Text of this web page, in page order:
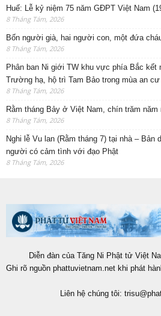
Huế: Lễ kỷ niệm 75 năm GĐPT Việt Nam
8 Tháng Tám, 2026
Bốn người già, hai người con, một đứa
8 Tháng Tám, 2026
Phân ban Ni giới TW khu vực phía Bắc kết
Trường hạ, hộ trì Tam Bảo trong mùa an cư
8 Tháng Tám, 2026
Rằm tháng Bảy ở Việt Nam, chín trăm năm
8 Tháng Tám, 2026
Nghi lễ Vu lan (Rằm tháng 7) tại nhà –
người có cảm tình với đạo Phật
8 Tháng Tám, 2026
Diễn đàn của Tăng Ni Phật tử Việt
Ghi rõ nguồn phattuvietnam.net khi phát
Liên hệ chúng tôi: